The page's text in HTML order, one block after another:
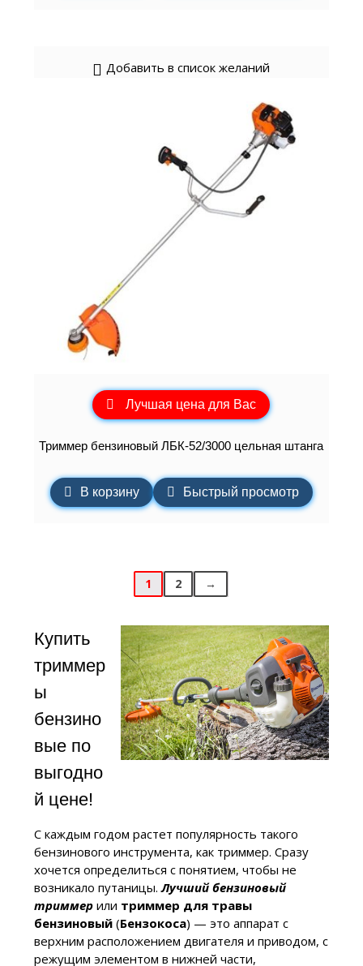
Добавить в список желаний
Лучшая цена для Вас
Триммер бензиновый ЛБК-52/3000 цельная штанга
В корзину Быстрый просмотр
1 2 →
Купить
триммер
ы
бензино
вые по
выгодно
й цене!
С каждым годом растет популярность такого
бензинового инструмента, как триммер. Сразу
хочется определиться с понятием, чтобы не
возникало путаницы.Лучшийбензиновый
триммерили триммер для травы
бензиновый(Бензокоса) — это аппарат с
верхним расположением двигателя и приводом, с
режущим элементом в нижней части,